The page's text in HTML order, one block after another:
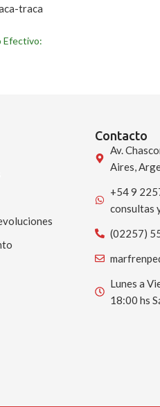
traca
Efectivo:
Contacto
Av.
Aires,
+54 9
consultas
(02257)
Lunes a
18:00 hs